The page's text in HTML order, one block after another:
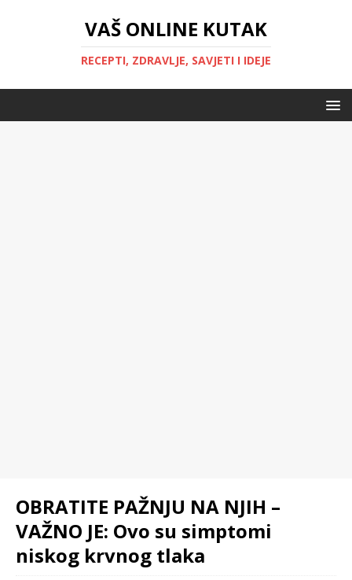
VAŠ ONLINE KUTAK
RECEPTI, ZDRAVLJE, SAVJETI I IDEJE
OBRATITE PAŽNJU NA NJIH –
VAŽNO JE: Ovo su simptomi
niskog krvnog tlaka